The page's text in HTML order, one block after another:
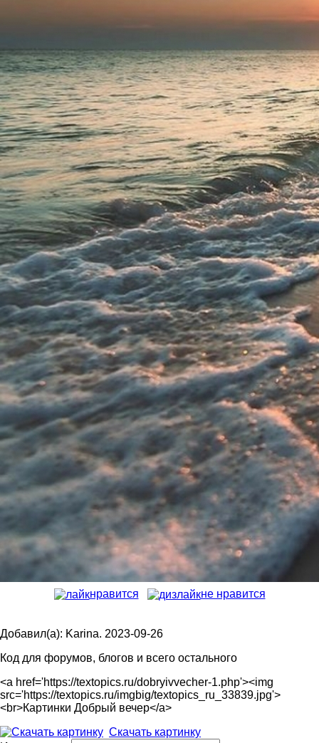
нравится не нравится
Добавил(а): Karina. 2023-09-26
Код для форумов, блогов и всего остального
<a href='https://textopics.ru/dobryivvecher-1.php'><img
src='https://textopics.ru/imgbig/textopics_ru_33839.jpg'>
<br>Картинки Добрый вечер</a>
Скачать картинку